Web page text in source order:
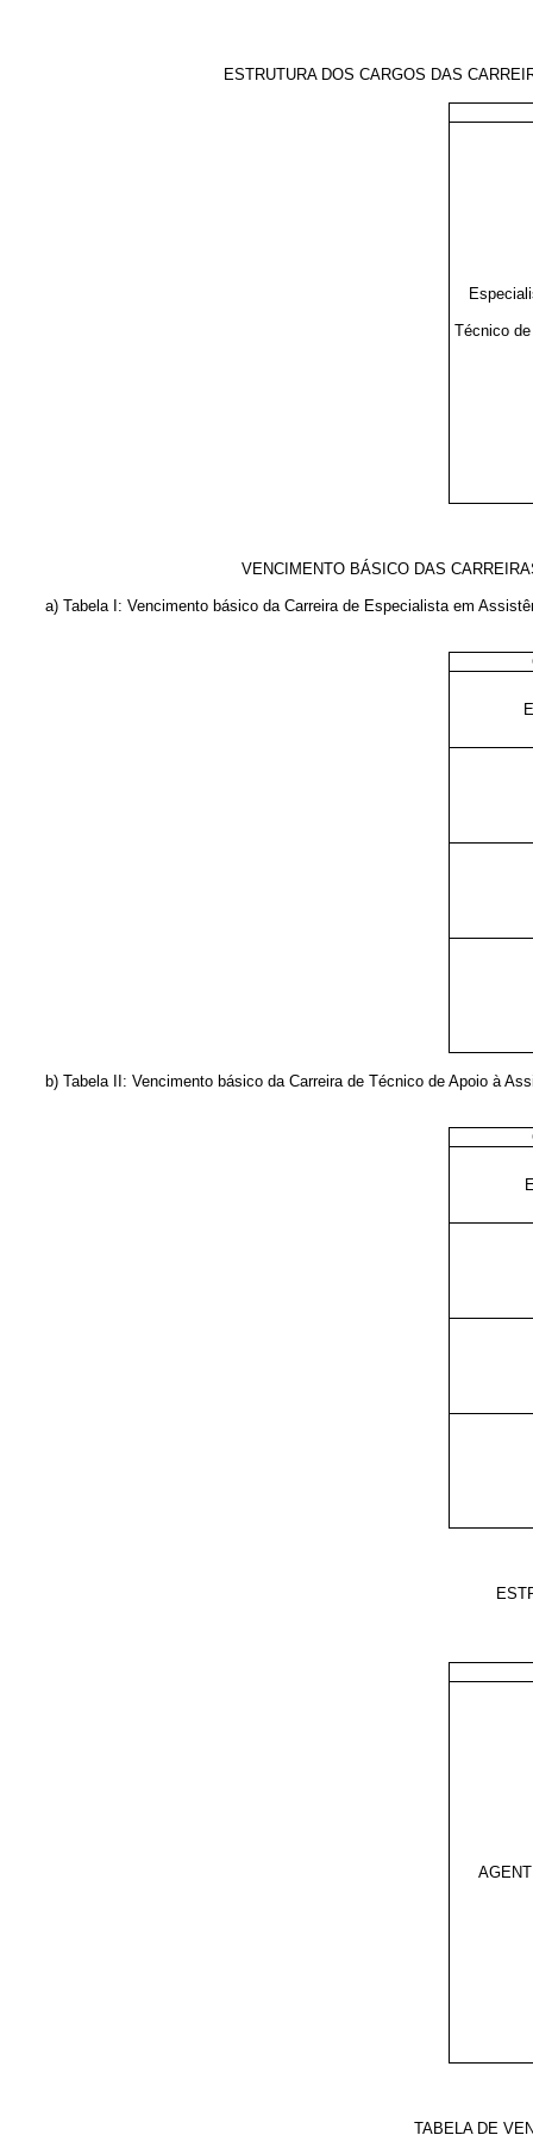
ESTRUTURA DOS CARGOS DAS
Técnico
VENCIMENTO BÁSICO DAS
a) Tabela I: Vencimento básico da Carreira de Especialista em
b) Tabela II: Vencimento básico da Carreira de Técnico de Apoio à
TABELA DE